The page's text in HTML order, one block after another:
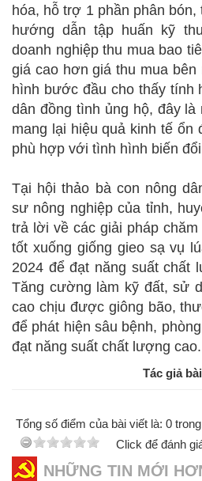
hóa, hỗ trợ 1 phần phân
hướng dẫn tập huấn kỹ
doanh nghiệp thu mua bao
giá cao hơn giá thu mua bên
hình bước đầu cho thấy tính
dân đồng tình ủng hộ, đây
mang lại hiệu quả kinh tế ổn
phù hợp với tình hình biến
Tại hội thảo bà con nông
sư nông nghiệp của tỉnh,
trả lời về các giải pháp
tốt xuống giống gieo sạ vụ
2024 để đạt năng suất chất
Tăng cường làm kỹ đất, sử
cao chịu được giông bão,
để phát hiện sâu bệnh,
đạt năng suất chất lượng cao.
Tác giả
Tổng số điểm của bài viết là: 0
Click để đánh
NHỮNG TIN MỚI